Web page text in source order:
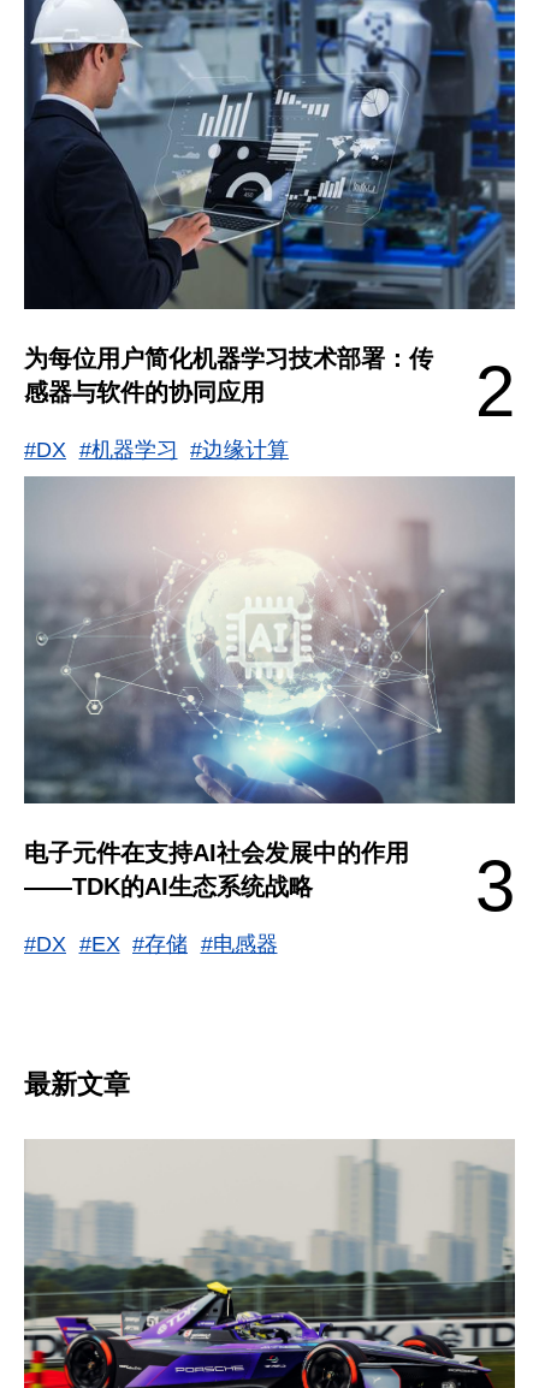
2
为每位用户简化机器学习技术部署：传
感器与软件的协同应用
#DX #机器学习 #边缘计算
3
电子元件在支持AI社会发展中的作用
——TDK的AI生态系统战略
#DX #EX #存储 #电感器
最新文章